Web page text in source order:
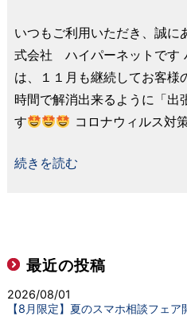
いつもご利用いただき、誠に
式会社 ハイパーネットです
は、１１月も継続してお客様
時間で解消出来るように「出
す
コロナウィルス対
続きを読む
最近の投稿
2026/08/01
【8月限定】夏のスマホ相談フェア